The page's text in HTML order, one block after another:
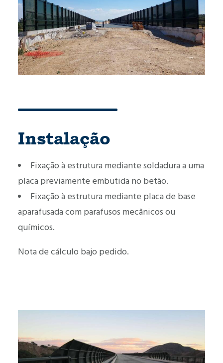
Instalação
Fixação à estrutura mediante soldadura a uma
placa previamente embutida no betão.
Fixação à estrutura mediante placa de base
aparafusada com parafusos mecânicos ou
químicos.
Nota de cálculo bajo pedido.